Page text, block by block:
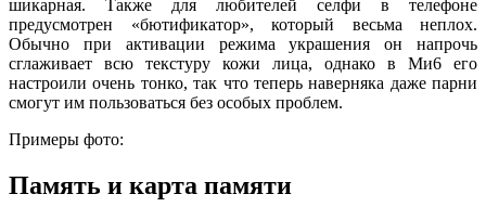
шикарная. Также для любителей селфи в телефоне
предусмотрен «бютификатор», который весьма неплох.
Обычно при активации режима украшения он напрочь
сглаживает всю текстуру кожи лица, однако в Ми6 его
настроили очень тонко, так что теперь наверняка даже парни
смогут им пользоваться без особых проблем.
Примеры фото:
Память и карта памяти